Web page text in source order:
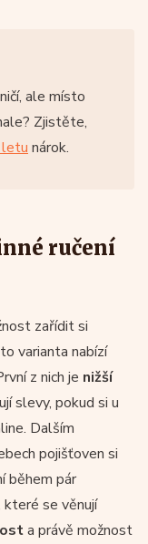
ale místo
Zjistěte,
letu nárok.
ručení
zařídit si
varianta nabízí
z nich je nižší
slevy, pokud si u
Dalším
pojišťoven si
během pár
které se věnují
a právě možnost